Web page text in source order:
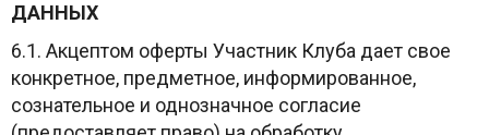
ДАННЫХ
6.1. Акцептом оферты Участник Клуба дает свое
конкретное, предметное, информированное,
сознательное и однозначное согласие